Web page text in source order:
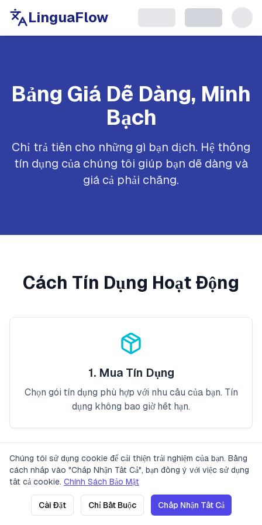
LinguaFlow
Bảng Giá Dễ Dàng, Minh
Bạch
Chỉ trả tiền cho những gì bạn dịch. Hệ thống
tín dụng của chúng tôi giúp bạn dễ dàng và
giá cả phải chăng.
Cách Tín Dụng Hoạt Động
1. Mua Tín Dụng
Chọn gói tín dụng phù hợp với nhu cầu của bạn. Tín
dụng không bao giờ hết hạn.
2. Dịch Khóa
Bảng Giá Chính Sách Bảo MậtĐiều Khoản Dịch VụLiên Hệ
2023 LinguaFlow. Đã đăng ký bản
quyền.
Phiên bản: v0.1.17 (21. 06. 2026
Chúng tôi sử dụng cookie để cải thiện trải nghiệm của bạn. Bằng
cách nhấp vào "Chấp Nhận Tất Cả", bạn đồng ý với việc sử dụng
tất cả cookie. Chính Sách Bảo Mật
Cài Đặt Chỉ Bắt Buộc Chấp Nhận Tất Cả